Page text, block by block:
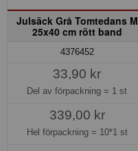
Julsäck Grå Tomtedans M
25x40 cm rött band
4376452
33,90 kr
Del av förpackning = 1 st
339,00 kr
Hel förpackning = 10*1 st